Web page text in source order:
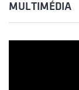
MULTIMÉDIA